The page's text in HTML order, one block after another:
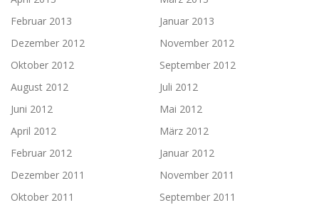
Februar 2013
Januar 2013
Dezember 2012
November 2012
Oktober 2012
September 2012
August 2012
Juli 2012
Juni 2012
Mai 2012
April 2012
März 2012
Februar 2012
Januar 2012
Dezember 2011
November 2011
Oktober 2011
September 2011